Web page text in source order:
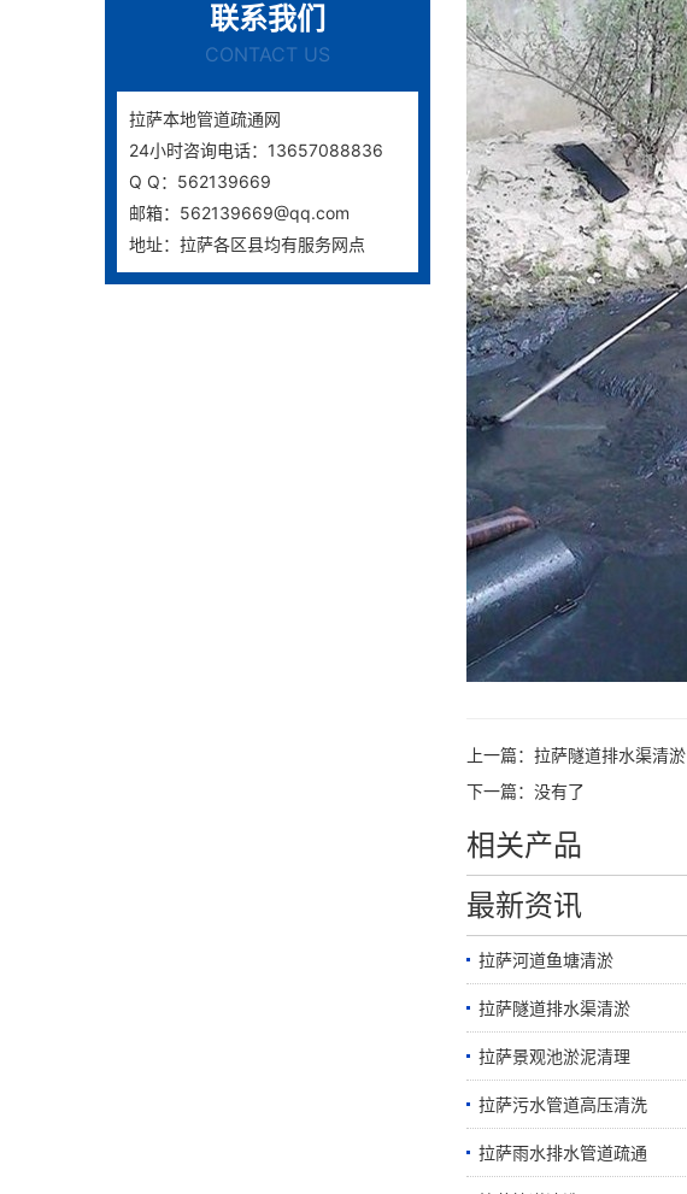
联系我们
CONTACT US
拉萨本地管道疏通网
24小时咨询电话：13657088836
Q Q：562139669
邮箱：562139669@qq.com
地址：拉萨各区县均有服务网点
上一篇： 拉萨隧道排水渠清淤
下一篇：没有了
相关产品
最新资讯
拉萨河道鱼塘清淤
拉萨隧道排水渠清淤
拉萨景观池淤泥清理
拉萨污水管道高压清洗
拉萨雨水排水管道疏通